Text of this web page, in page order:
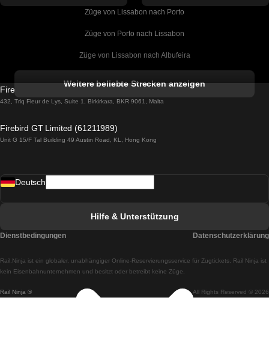
Züge von Lissabon nach Porto
Züge von Porto nach Lissabon
Züge von Lissabon nach Albufeira
Züge von Lissabon nach Lagos
Züge von Lissabon nach Madrid
Züge von Lissabon nach Braga
Züge von Braga nach Lissabon
Weitere beliebte Strecken anzeigen
Firebird GT Limited (OC 1451)
432, Triq Fleur de Lys, Suite 1, Birkirkara, BKR 9061, Malta
Firebird GT Limited (61211989)
Unit G 15/F Tal Building 49 Austin Road, KL, Hong Kong
Rail Ninja ® All Rights Reserved © 2026
Rail.Ninja ist ein globaler, unabhängiger Online-Reservierungsservice für Zugtickets. Rail Ninja ist
kein Eisenbahnunternehmen und besitzt oder betreibt keine Züge.
Deutsch
Hilfe & Unterstützung
Dienstbedingungen Datenschutzerklärung